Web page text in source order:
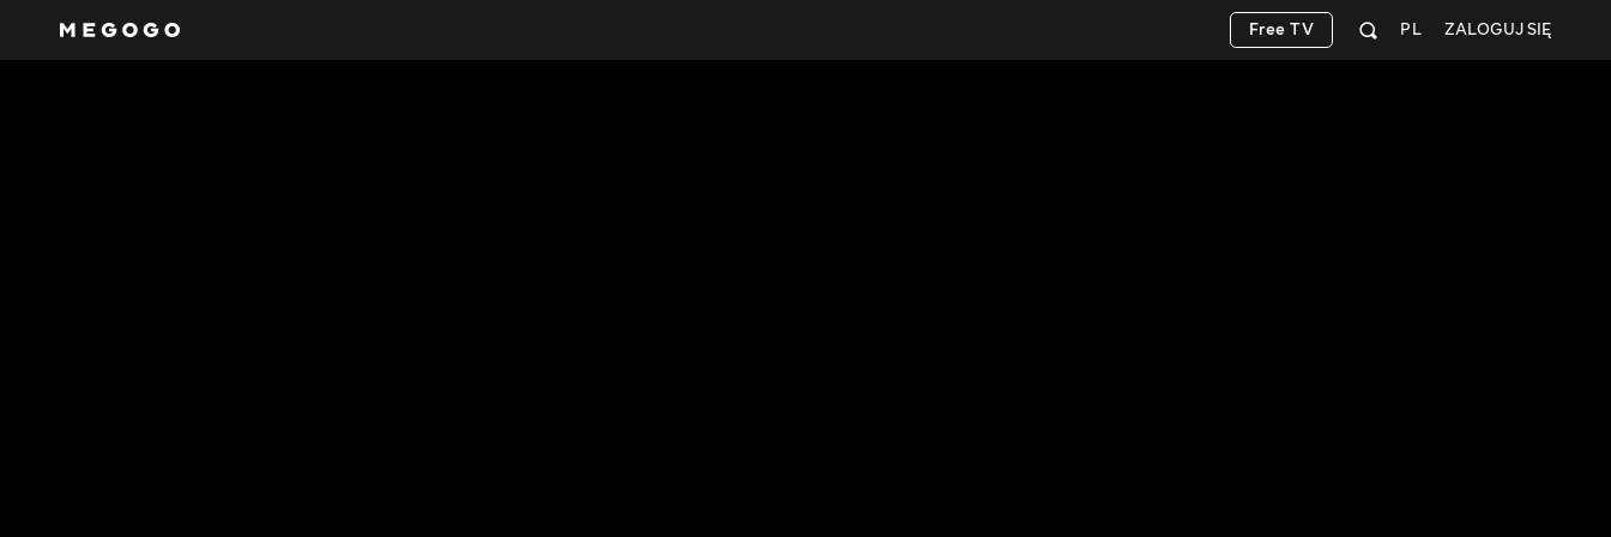
ZALOGUJ SIĘ
PL
Free TV